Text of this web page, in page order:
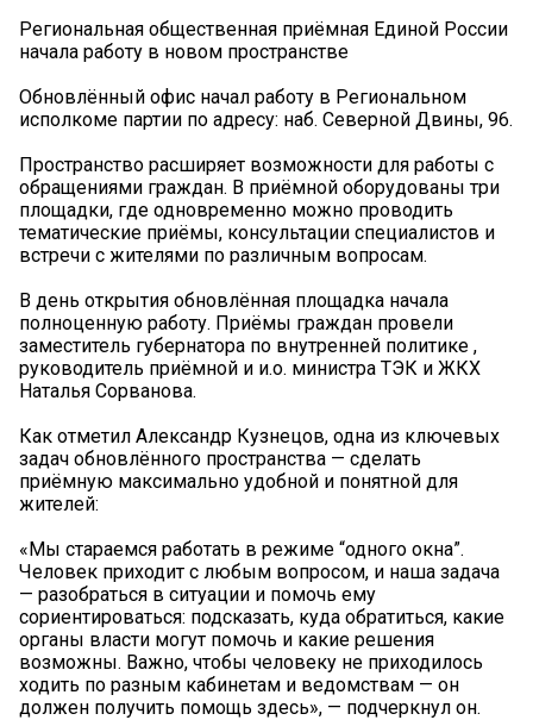
Региональная общественная приёмная Единой России
начала работу в новом пространстве
Обновлённый офис начал работу в Региональном
исполкоме партии по адресу: наб. Северной Двины, 96.
Пространство расширяет возможности для работы с
обращениями граждан. В приёмной оборудованы три
площадки, где одновременно можно проводить
тематические приёмы, консультации специалистов и
встречи с жителями по различным вопросам.
В день открытия обновлённая площадка начала
полноценную работу. Приёмы граждан провели
заместитель губернатора по внутренней политике ,
руководитель приёмной и и.о. министра ТЭК и ЖКХ
Наталья Сорванова.
Как отметил Александр Кузнецов, одна из ключевых
задач обновлённого пространства — сделать
приёмную максимально удобной и понятной для
жителей:
«Мы стараемся работать в режиме “одного окна”.
Человек приходит с любым вопросом, и наша задача
— разобраться в ситуации и помочь ему
сориентироваться: подсказать, куда обратиться, какие
органы власти могут помочь и какие решения
возможны. Важно, чтобы человеку не приходилось
ходить по разным кабинетам и ведомствам — он
должен получить помощь здесь», — подчеркнул он.